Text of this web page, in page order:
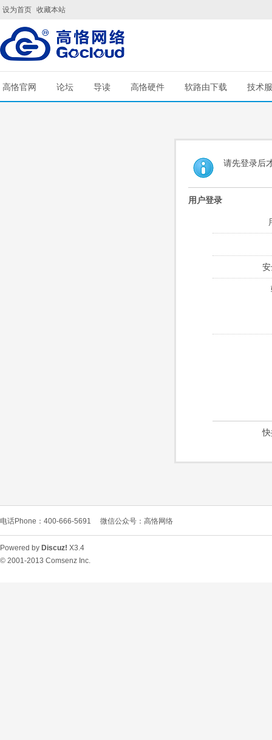
设为首页 收藏本站
高恪官网 论坛 导读 高恪硬件 软路由下载 技术
请先登录后
用户登录
电话Phone：400-666-5691 微信公众号：高恪网络
Powered by Discuz! X3.4
© 2001-2013 Comsenz Inc.